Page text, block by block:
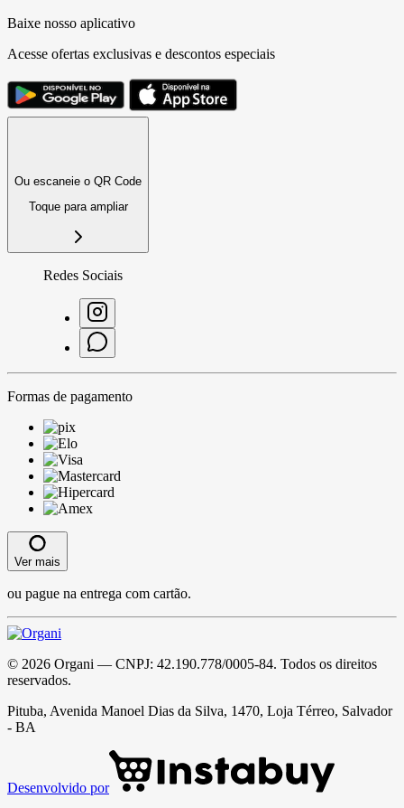
Baixe nosso aplicativo
Acesse ofertas exclusivas e descontos especiais
Ou escaneie o QR Code
Toque para ampliar
Redes Sociais
Formas de pagamento
Ver mais
ou pague na entrega com cartão.
© 2026 Organi — CNPJ: 42.190.778/0005-84. Todos os direitos
reservados.
Pituba, Avenida Manoel Dias da Silva, 1470, Loja Térreo, Salvador
- BA
Desenvolvido por